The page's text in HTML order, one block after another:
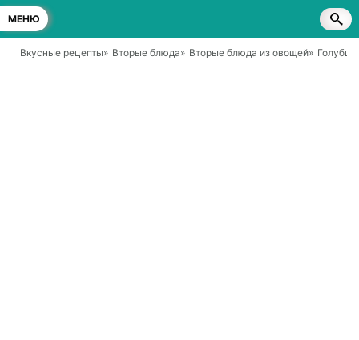
МЕНЮ
Вкусные рецепты» Вторые блюда» Вторые блюда из овощей» Голубцы